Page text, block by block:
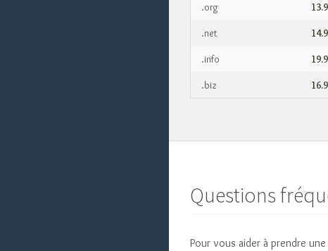
.org
.net
.info
.biz
Questions
Pour vous aider à prendre